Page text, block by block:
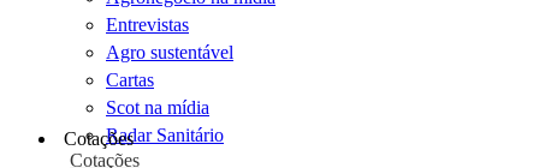
Entrevistas
Agro sustentável
Cartas
Scot na mídia
Radar Sanitário
Cotações
Cotações